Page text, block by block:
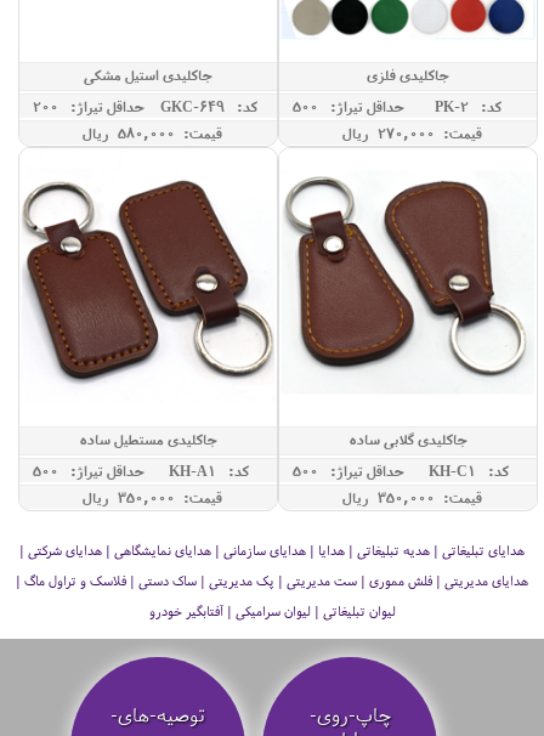
جاکلیدی فلزی
کد: PK-2
حداقل تيراژ: 500
قیمت: 270,000 ريال
جاکلیدی استیل مشکی
کد: GKC-649
حداقل تيراژ: 200
قیمت: 580,000 ريال
جاکلیدی گلابی ساده
کد: KH-C1
حداقل تيراژ: 500
قیمت: 350,000 ريال
جاکلیدی مستطیل ساده
کد: KH-A1
حداقل تيراژ: 500
قیمت: 350,000 ريال
هدایای تبلیغاتی | هدیه تبلیغاتی | هدایا | هدایای سازمانی | هدایای نمایشگاهی | هدایای شرکتی |
هدایای مدیریتی | فلش مموری | ست مدیریتی | پک مدیریتی | ساک دستی | فلاسک و تراول ماگ |
لیوان تبلیغاتی | لیوان سرامیکی | آفتابگیر خودرو
چاپ-روی-
توصیه‌-های-